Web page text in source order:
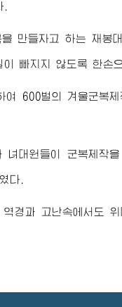
만들자고 하는 재봉
빠지지 않도록 한손
여 600벌의 겨울군복
녀대원들이 군복제작
다.
경과 고난속에서도